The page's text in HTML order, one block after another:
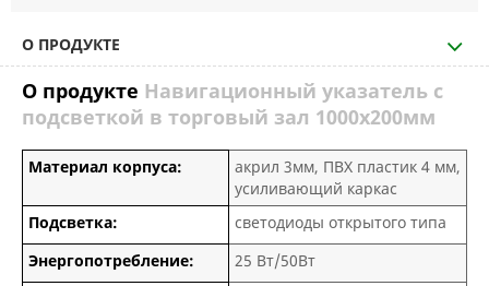
О ПРОДУКТЕ
О продукте Навигационный указатель с
подсветкой в торговый зал 1000х200мм
Материал корпуса:
акрил 3мм, ПВХ пластик 4 мм,
усиливающий каркас
Подсветка:
светодиоды открытого типа
Энергопотребление:
25 Вт/50Вт